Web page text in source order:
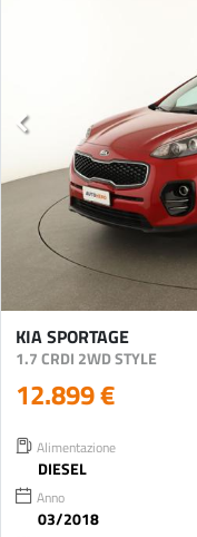
KIA SPORTAGE
1.7 CRDI 2WD STYLE
12.899 €
Alimentazione
DIESEL
Anno
03/2018